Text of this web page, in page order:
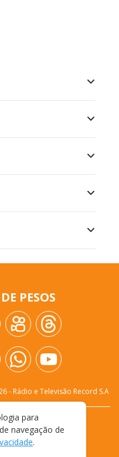
PESOS
- Rádio e Televisão Record S.A
PRIVACIDADE
DE USO
para
navegação de
.